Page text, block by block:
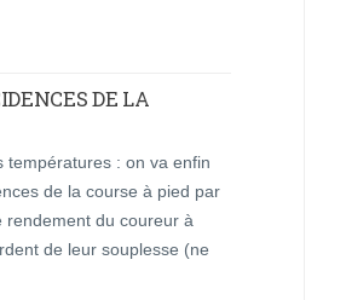
DE LA
températures : on va enfin
de la course à pied par
rendement du coureur à
de leur souplesse (ne